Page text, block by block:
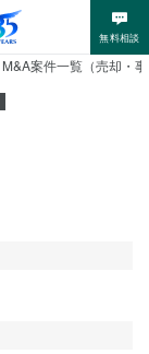
無料相談
M&A案件一覧（売却・